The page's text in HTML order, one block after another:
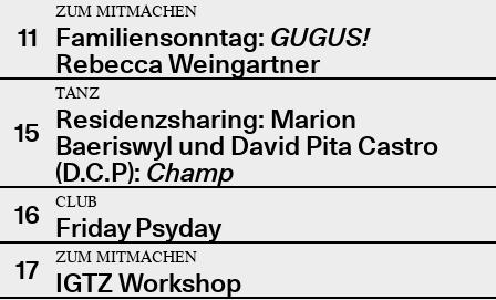
11
ZUM MITMACHEN
Familiensonntag: GUGUS!
Rebecca Weingartner
15
TANZ
Residenzsharing: Marion
Baeriswyl und David Pita Castro
(D.C.P): Champ
16
CLUB
Friday Psyday
17
ZUM MITMACHEN
IGTZ Workshop